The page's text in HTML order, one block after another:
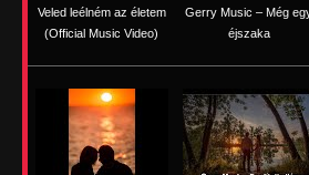
Veled leélném az életem
(Official Music Video)
Gerry Music – Még
éjszaka